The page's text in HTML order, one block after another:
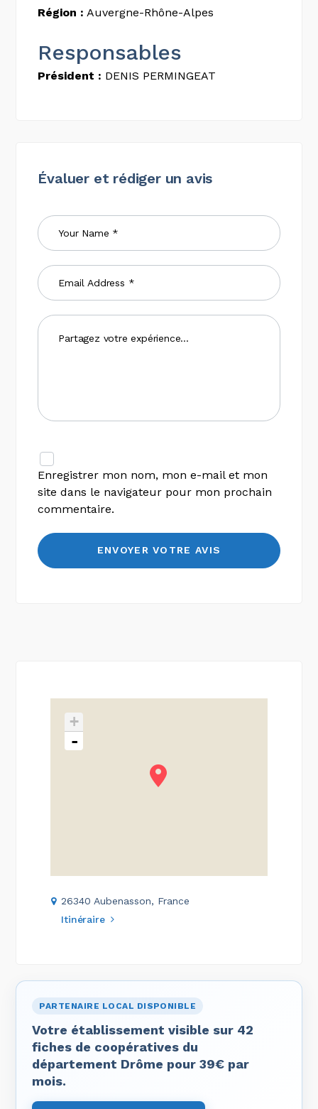
Région : Auvergne-Rhône-Alpes
Responsables
Président : DENIS PERMINGEAT
Évaluer et rédiger un avis
Enregistrer mon nom, mon e-mail et mon
site dans le navigateur pour mon prochain
commentaire.
+
-
26340 Aubenasson, France
Itinéraire
PARTENAIRE LOCAL DISPONIBLE
Votre établissement visible sur 42
fiches de coopératives du
département Drôme pour 39€ par
mois.